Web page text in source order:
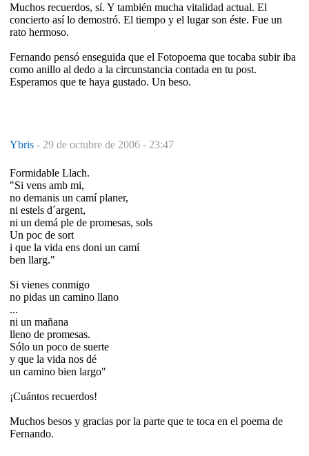
Muchos recuerdos, sí. Y también mucha vitalidad actual. El
concierto así lo demostró. El tiempo y el lugar son éste. Fue un
rato hermoso.
Fernando pensó enseguida que el Fotopoema que tocaba subir iba
como anillo al dedo a la circunstancia contada en tu post.
Esperamos que te haya gustado. Un beso.
Ybris - 29 de octubre de 2006 - 23:47
Formidable Llach.
"Si vens amb mi,
no demanis un camí planer,
ni estels d´argent,
ni un demá ple de promesas, sols
Un poc de sort
i que la vida ens doni un camí
ben llarg."
Si vienes conmigo
no pidas un camino llano
...
ni un mañana
lleno de promesas.
Sólo un poco de suerte
y que la vida nos dé
un camino bien largo"
¡Cuántos recuerdos!
Muchos besos y gracias por la parte que te toca en el poema de
Fernando.